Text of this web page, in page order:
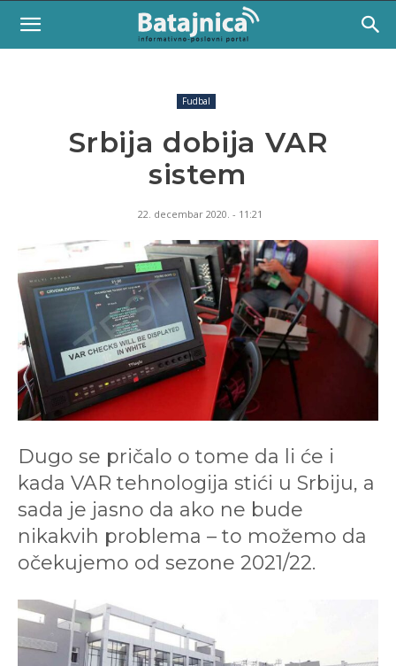
Fudbal
Srbija dobija VAR
sistem
22. decembar 2020. - 11:21
Dugo se pričalo o tome da li će i
kada VAR tehnologija stići u Srbiju, a
sada je jasno da ako ne bude
nikakvih problema – to možemo da
očekujemo od sezone 2021/22.